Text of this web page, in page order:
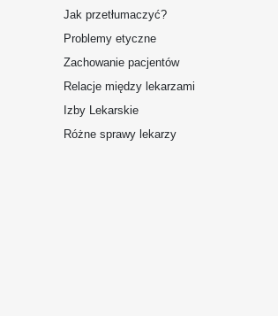
Jak przetłumaczyć?
Problemy etyczne
Zachowanie pacjentów
Relacje między lekarzami
Izby Lekarskie
Różne sprawy lekarzy